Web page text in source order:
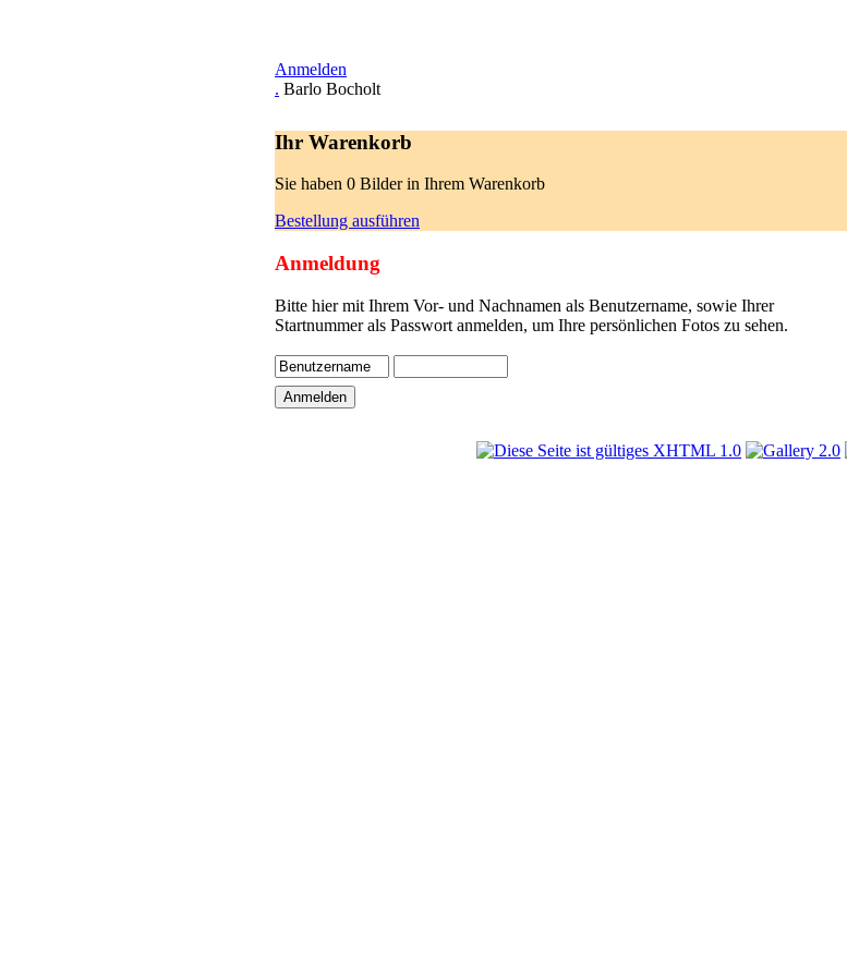
Anmelden
. Barlo Bocholt
Ihr Warenkorb
Sie haben 0 Bilder in Ihrem Warenkorb
Bestellung ausführen
Anmeldung
Bitte hier mit Ihrem Vor- und Nachnamen als Benutzername, sowie Ihrer
Startnummer als Passwort anmelden, um Ihre persönlichen Fotos zu sehen.